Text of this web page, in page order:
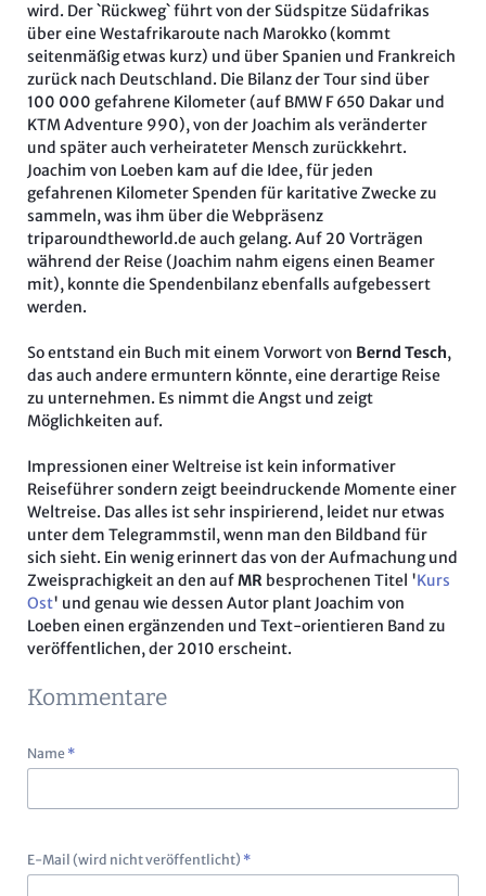
wird. Der `Rückweg` führt von der Südspitze Südafrikas
über eine Westafrikaroute nach Marokko (kommt
seitenmäßig etwas kurz) und über Spanien und Frankreich
zurück nach Deutschland. Die Bilanz der Tour sind über
100 000 gefahrene Kilometer (auf BMW F 650 Dakar und
KTM Adventure 990), von der Joachim als veränderter
und später auch verheirateter Mensch zurückkehrt.
Joachim von Loeben kam auf die Idee, für jeden
gefahrenen Kilometer Spenden für karitative Zwecke zu
sammeln, was ihm über die Webpräsenz
triparoundtheworld.de auch gelang. Auf 20 Vorträgen
während der Reise (Joachim nahm eigens einen Beamer
mit), konnte die Spendenbilanz ebenfalls aufgebessert
werden.
So entstand ein Buch mit einem Vorwort von Bernd Tesch,
das auch andere ermuntern könnte, eine derartige Reise
zu unternehmen. Es nimmt die Angst und zeigt
Möglichkeiten auf.
Impressionen einer Weltreise ist kein informativer
Reiseführer sondern zeigt beeindruckende Momente einer
Weltreise. Das alles ist sehr inspirierend, leidet nur etwas
unter dem Telegrammstil, wenn man den Bildband für
sich sieht. Ein wenig erinnert das von der Aufmachung und
Zweisprachigkeit an den aufMR besprochenen Titel 'Kurs
Ost' und genau wie dessen Autor plant Joachim von
Loeben einen ergänzenden und Text-orientieren Band zu
veröffentlichen, der 2010 erscheint.
Kommentare
Pflichtfeld
Name *
Pflichtfeld
E-Mail (wird nicht veröffentlicht) *